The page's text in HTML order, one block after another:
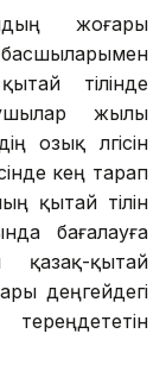
жоғары
тілінде
жылы
озық үлгісін
кең тарап
қытай тілін
бағалауға
қытай
деңгейдегі